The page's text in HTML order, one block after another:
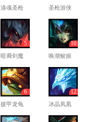
涤魂圣枪 圣枪游侠
暗裔剑魔
5
唤潮鲛姬
10
披甲龙龟
6
冰晶凤凰
12